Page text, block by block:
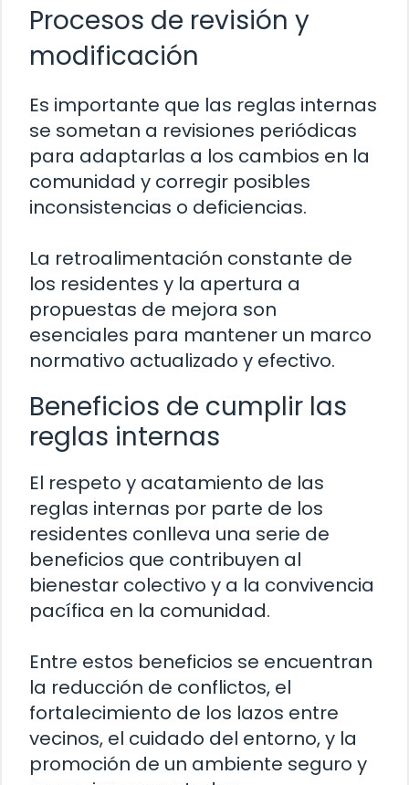
Procesos de revisión y
modificación
Es importante que las reglas internas
se sometan a revisiones periódicas
para adaptarlas a los cambios en la
comunidad y corregir posibles
inconsistencias o deficiencias.
La retroalimentación constante de
los residentes y la apertura a
propuestas de mejora son
esenciales para mantener un marco
normativo actualizado y efectivo.
Beneficios de cumplir las
reglas internas
El respeto y acatamiento de las
reglas internas por parte de los
residentes conlleva una serie de
beneficios que contribuyen al
bienestar colectivo y a la convivencia
pacífica en la comunidad.
Entre estos beneficios se encuentran
la reducción de conflictos, el
fortalecimiento de los lazos entre
vecinos, el cuidado del entorno, y la
promoción de un ambiente seguro y